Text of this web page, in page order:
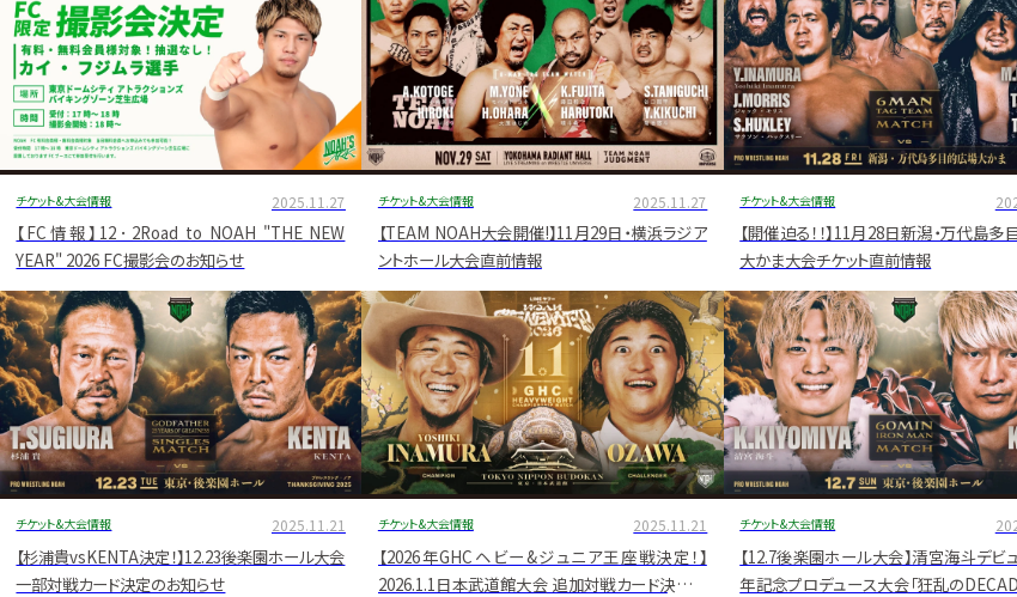
チケット&大会情報 2025.11.27
【FC情報】12･2Road to NOAH "THE NEW
YEAR" 2026 FC撮影会のお知らせ
チケット&大会情報 2025.11.27
【TEAM NOAH大会開催!】11月29日・横浜ラジア
ントホール大会直前情報
チケット&大会情報
【開催迫る！！】11月28日新潟・万代島
大かま大会チケット直前情報
チケット&大会情報 2025.11.21
【杉浦貴vsKENTA決定！】12.23後楽園ホール大会
一部対戦カード決定のお知らせ
チケット&大会情報 2025.11.21
【2026年GHCヘビー&ジュニア王座戦決定！】
2026.1.1日本武道館大会 追加対戦カード決定の
チケット&大会情報
【12.7後楽園ホール大会】清宮海斗デビ
年記念プロデュース大会「狂乱の